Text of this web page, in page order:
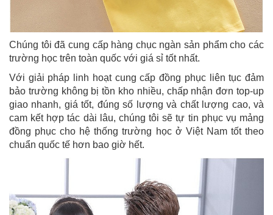
Chúng tôi đã cung cấp hàng chục ngàn sản phẩm cho các
trường học trên toàn quốc với giá sỉ tốt nhất.
Với giải pháp linh hoạt cung cấp đồng phục liên tục đảm
bảo trường không bị tồn kho nhiều, chấp nhận đơn top-up
giao nhanh, giá tốt, đúng số lượng và chất lượng cao, và
cam kết hợp tác dài lâu, chúng tôi sẽ tự tin phục vụ mảng
đồng phục cho hệ thống trường học ở Việt Nam tốt theo
chuẩn quốc tế hơn bao giờ hết.